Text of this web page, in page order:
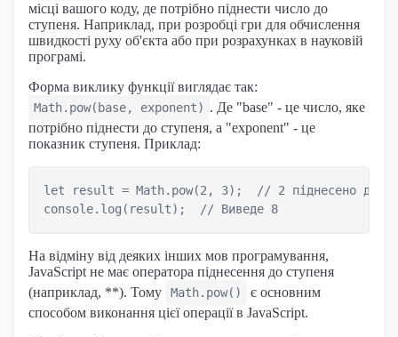
місці вашого коду, де потрібно піднести число до
ступеня. Наприклад, при розробці гри для обчислення
швидкості руху об'єкта або при розрахунках в науковій
програмі.
Форма виклику функції виглядає так:
Math.pow(base, exponent) . Де "base" - це число, яке
потрібно піднести до ступеня, а "exponent" - це
показник ступеня. Приклад:
let result = Math.pow(2, 3);  // 2 піднесено до 3-
На відміну від деяких інших мов програмування,
JavaScript не має оператора піднесення до ступеня
(наприклад, **). Тому
Math.pow()
є основним
способом виконання цієї операції в JavaScript.